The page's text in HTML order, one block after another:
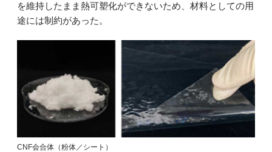
を維持したまま熱可塑化ができないため、材料としての用
途には制約があった。
CNF会合体（粉体／シート）